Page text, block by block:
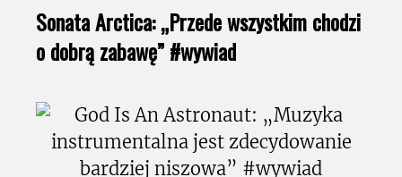
Sonata Arctica: „Przede wszystkim chodzi
o dobrą zabawę” #wywiad